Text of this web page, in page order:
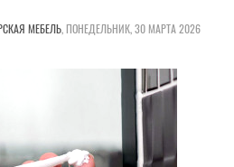
МЕБЕЛЬ,ПОНЕДЕЛЬНИК, 30 МАРТА 2026